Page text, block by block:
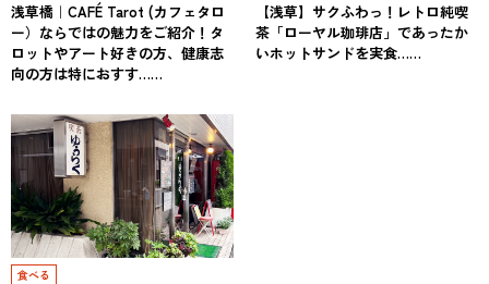
浅草橋｜CAFÉ Tarot (カフェタロ
ー）ならではの魅力をご紹介！タ
ロットやアート好きの方、健康志
向の方は特におすす……
【浅草】サクふわっ！レトロ純喫
茶「ローヤル珈琲店」であったか
いホットサンドを実食……
食べる